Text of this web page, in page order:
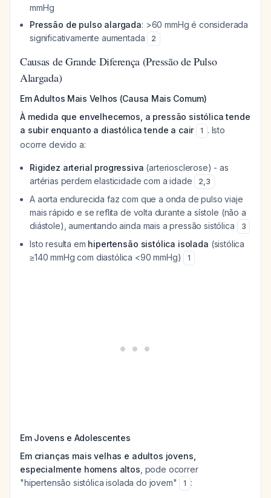
mmHg
Pressão de pulso alargada: >60 mmHg é considerada
significativamente aumentada
2
Causas de Grande Diferença (Pressão de Pulso
Alargada)
Em Adultos Mais Velhos (Causa Mais Comum)
À medida que envelhecemos, a pressão sistólica tende
a subir enquanto a diastólica tende a cair
1 . Isto
ocorre devido a:
Rigidez arterial progressiva (arteriosclerose) - as
artérias perdem elasticidade com a idade
2,3
A aorta endurecida faz com que a onda de pulso viaje
mais rápido e se reflita de volta durante a sístole (não a
diástole), aumentando ainda mais a pressão sistólica
3
Isto resulta em hipertensão sistólica isolada (sistólica
≥140 mmHg com diastólica <90 mmHg)
1
Em Jovens e Adolescentes
Em crianças mais velhas e adultos jovens,
especialmente homens altos , pode ocorrer
"hipertensão sistólica isolada do jovem"
1 :